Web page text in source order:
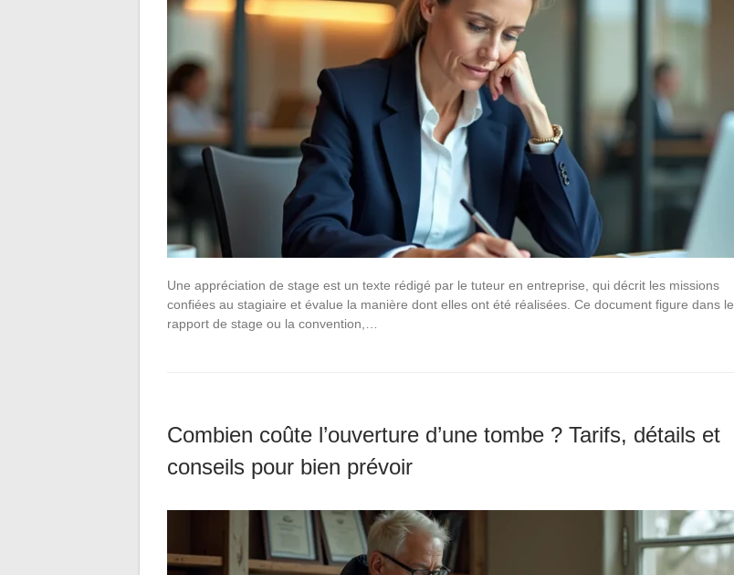
Une appréciation de stage est un texte rédigé par le tuteur en entreprise, qui décrit les missions
confiées au stagiaire et évalue la manière dont elles ont été réalisées. Ce document figure dans le
rapport de stage ou la convention,…
Combien coûte l’ouverture d’une tombe ? Tarifs, détails et
conseils pour bien prévoir